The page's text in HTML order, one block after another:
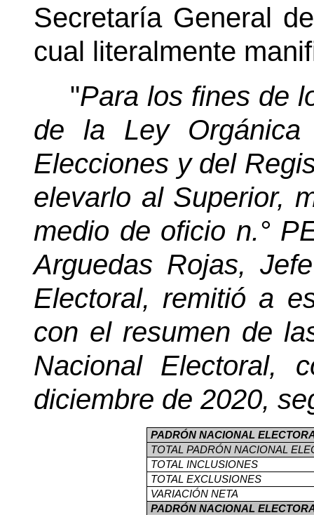
Secretaría General
cual literalmente
"Para los fines de
de la Ley Orgánica
Elecciones y del
elevarlo al Superior,
medio de oficio n.°
Arguedas Rojas,
Electoral, remitió a
con el resumen de
Nacional Electoral,
diciembre de 2020,
PADRÓN NACIONAL
TOTAL PADRÓN NACIONAL
TOTAL INCLUSIONES
TOTAL EXCLUSIONES
VARIACIÓN NETA
PADRÓN NACIONAL